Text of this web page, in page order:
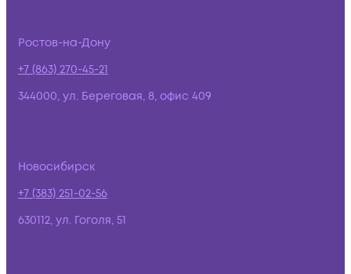
Ростов-на-Дону
+7 (863) 270-45-21
344000, ул. Береговая, 8, офис 409
Новосибирск
+7 (383) 251-02-56
630112, ул. Гоголя, 51